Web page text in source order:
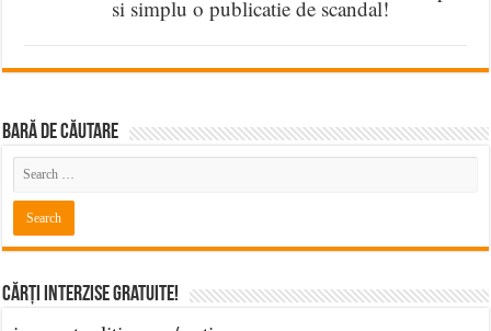
si simplu o publicatie de scandal!
BARĂ DE CĂUTARE
Cărți Interzise Gratuite!